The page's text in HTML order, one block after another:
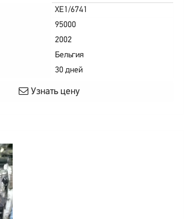
XE1/6741
95000
2002
Бельгия
30 дней
Узнать цену